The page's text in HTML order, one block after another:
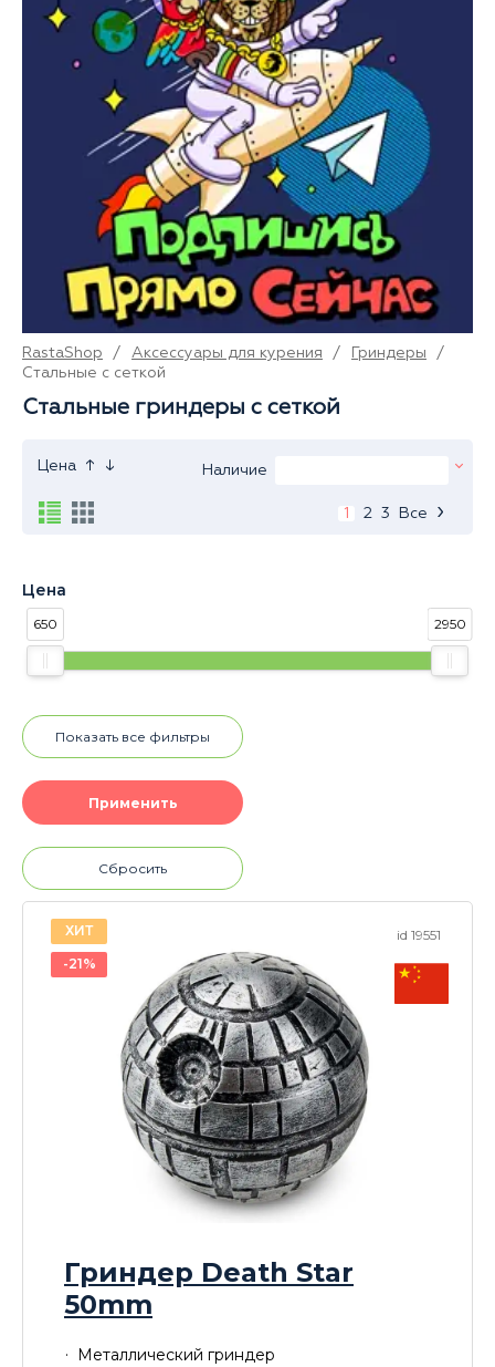
RastaShop / Аксессуары для курения / Гриндеры
/
Стальные с сеткой
Стальные гриндеры с сеткой
Цена ↑ ↓ Наличие
1 2 3 Все ›
Цена
650 2950
Показать все фильтры
Сбросить
id 19551
ХИТ
-21%
Гриндер Death Star
50mm
Металлический гриндер